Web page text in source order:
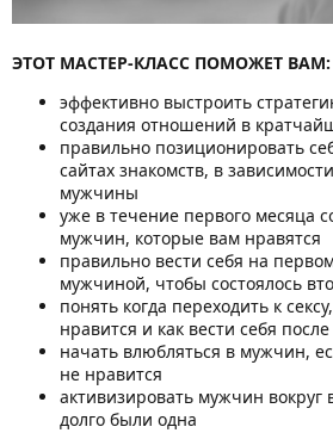
ЭТОТ МАСТЕР-КЛАСС ПОМОЖЕТ ВАМ:
эффективно выстроить
создания отношений в
правильно позиционировать
сайтах знакомств, в
мужчины
уже в течение первого месяца
мужчин, которые вам нравятся
правильно вести себя на
мужчиной, чтобы состоялось
понять когда переходить к
нравится и как вести себя после
начать влюбляться в мужчин,
не нравится
активизировать мужчин вокруг
долго были одна